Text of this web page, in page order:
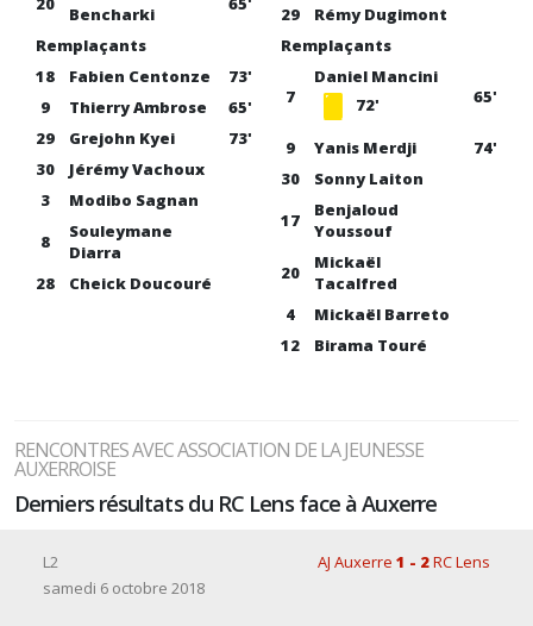
Bencharki
Remplaçants
18
Fabien Centonze
73'
9
Thierry Ambrose
65'
29
Grejohn Kyei
73'
30
Jérémy Vachoux
3
Modibo Sagnan
8
Souleymane
Diarra
28
Cheick Doucouré
29
Rémy Dugimont
Remplaçants
7
Daniel Mancini
72'
65'
9 Yanis Merdji
74'
30
Sonny Laiton
17
Benjaloud
Youssouf
20
Mickaël
Tacalfred
4
Mickaël Barreto
12
Birama Touré
RENCONTRES AVEC ASSOCIATION DE LA JEUNESSE
AUXERROISE
Derniers résultats du RC Lens face à Auxerre
L2 AJ Auxerre 1 - 2RC Lens
samedi 6 octobre 2018